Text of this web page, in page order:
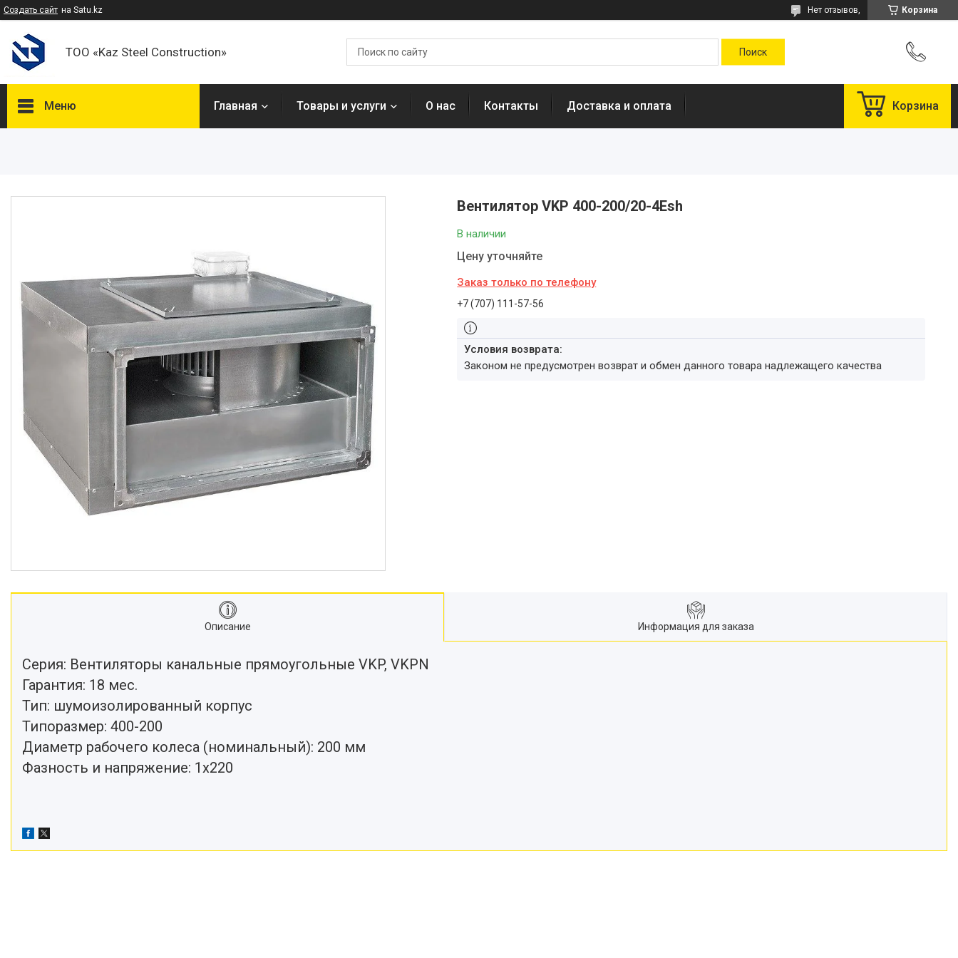
Создать сайт на Satu.kz Корзина
Нет отзывов,
ТОО «Kaz Steel Construction»
Меню Главная Товары и услуги О нас Контакты Доставка и оплата Корзина
Вентилятор VKP 400-200/20-4Esh
В наличии
Цену уточняйте
Заказ только по телефону
+7 (707) 111-57-56
Законом не предусмотрен возврат и обмен данного товара надлежащего качества
Описание Информация для заказа
Серия: Вентиляторы канальные прямоугольные VKP, VKPN
Гарантия: 18 мес.
Тип: шумоизолированный корпус
Типоразмер: 400-200
Диаметр рабочего колеса (номинальный): 200 мм
Фазность и напряжение: 1x220